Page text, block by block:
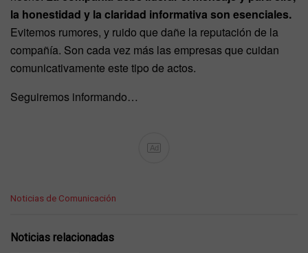
la honestidad y la claridad informativa son esenciales.
Evitemos rumores, y ruido que dañe la reputación de la
compañía. Son cada vez más las empresas que cuidan
comunicativamente este tipo de actos.
Seguiremos informando…
Ad
C
e
Noticias de Comunicación
Noticias relacionadas